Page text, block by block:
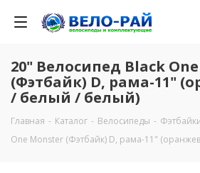
20" Велосипед Black
(Фэтбайк) D, рама-11"
/ белый / белый)
Главная - Каталог - Велосипеды -
One Monster (Фэтбайк) D, рама-11"